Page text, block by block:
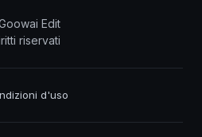
Edit
riservati
d'uso